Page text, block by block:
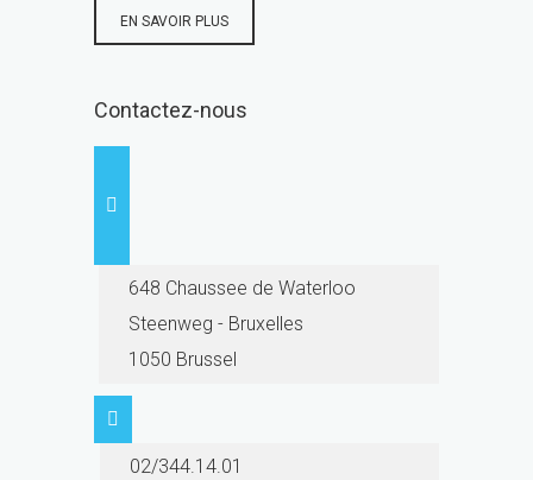
EN SAVOIR PLUS
Contactez-nous
648 Chaussee de Waterloo
Steenweg - Bruxelles
1050 Brussel
02/344.14.01